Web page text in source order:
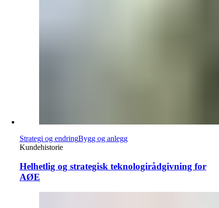
Strategi og endringBygg og anlegg
Kundehistorie
Helhetlig og strategisk teknologirådgivning for
AØE